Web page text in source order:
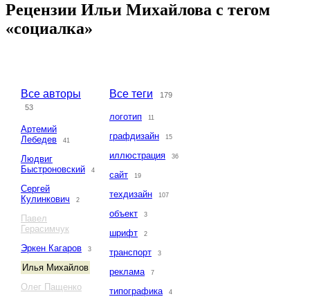
Рецензии Ильи Михайлова с тегом
«социалка»
Все авторы
53
Артемий
Лебедев
41
Людвиг
Быстроновский
4
Сергей
Кулинкович
2
Павел
Герасимчук
Эркен Кагаров
3
Илья Михайлов
Олег Пащенко
Все теги 179
логотип 11
графдизайн 15
иллюстрация 36
сайт 19
техдизайн 107
объект 3
шрифт 2
транспорт 3
реклама 7
типографика 4